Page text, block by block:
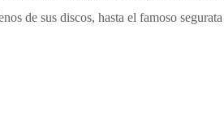
de sus discos, hasta el famoso segurata